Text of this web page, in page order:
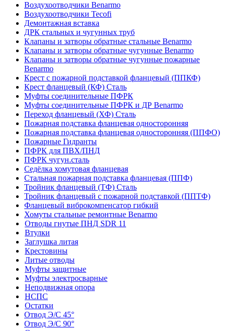
Воздухоотводчики Benarmo
Воздухоотводчики Tecofi
Демонтажная вставка
ДРК стальных и чугунных труб
Клапаны и затворы обратные стальные Benarmo
Клапаны и затворы обратные чугунные Benarmo
Клапаны и затворы обратные чугунные пожарные
Benarmo
Крест с пожарной подставкой фланцевый (ППКФ)
Крест фланцевый (КФ) Сталь
Муфты соединительные ПФРК
Муфты соединительные ПФРК и ДР Benarmo
Переход фланцевый (ХФ) Сталь
Пожарная подставка фланцевая односторонняя
Пожарная подставка фланцевая односторонняя (ППФО)
Пожарные Гидранты
ПФРК для ПВХ/ПНД
ПФРК чугун.сталь
Седёлка хомутовая фланцевая
Стальная пожарная подставка фланцевая (ППФ)
Тройник фланцевый (ТФ) Сталь
Тройник фланцевый с пожарной подставкой (ППТФ)
Фланцевый виброкомпенсатор гибкий
Хомуты стальные ремонтные Benarmo
Отводы гнутые ПНД SDR 11
Втулки
Заглушка литая
Крестовины
Литые отводы
Муфты защитные
Муфты электросварные
Неподвижная опора
НСПС
Остатки
Отвод Э/С 45°
Отвод Э/С 90°